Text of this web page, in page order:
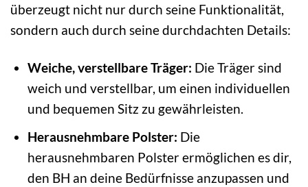
überzeugt nicht nur durch seine Funktionalität,
sondern auch durch seine durchdachten Details:
Weiche, verstellbare Träger: Die Träger sind
weich und verstellbar, um einen individuellen
und bequemen Sitz zu gewährleisten.
Herausnehmbare Polster: Die
herausnehmbaren Polster ermöglichen es dir,
den BH an deine Bedürfnisse anzupassen und